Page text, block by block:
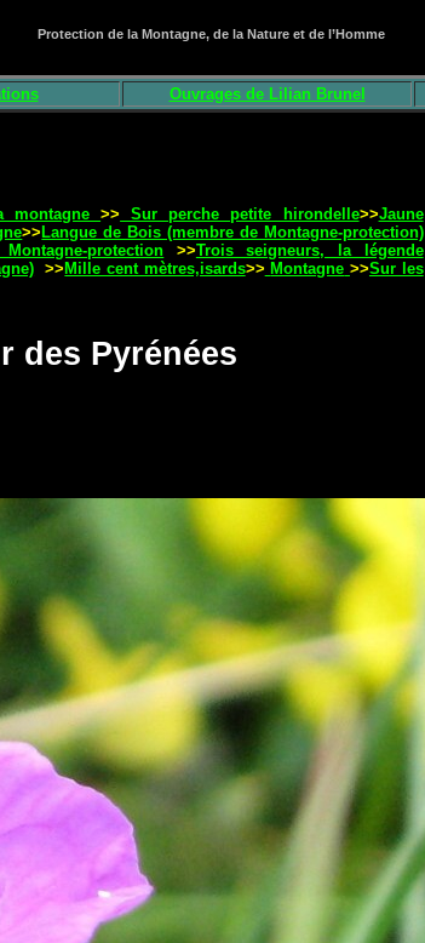
Protection de la Montagne, de la Nature et de l’Homme
Ouvrages de Lilian Brunel
montagne>> Sur perche petite hirondelle>>Jaune
>> Langue de Bois (membre de Montagne-protection)
protection >>Trois seigneurs, la légende
>> Mille cent mètres,isards>> Montagne >>Sur les
des Pyrénées